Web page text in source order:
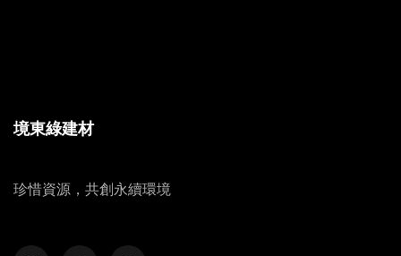
境東綠建材
珍惜資源，共創永續環境